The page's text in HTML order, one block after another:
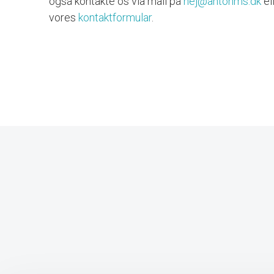
vores kontaktformular.